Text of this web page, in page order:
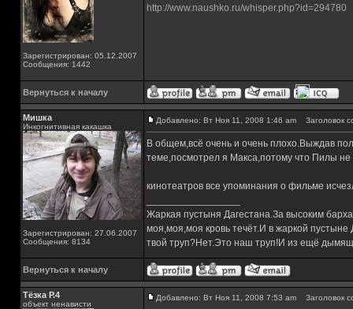
Зарегистрирован: 05.12.2007
Сообщения: 1442
http://www.naushko.ru/whisper.php?id=294780
Вернуться к началу
Мишка
Инкогнитивная какашка
Зарегистрирован: 27.06.2007
Сообщения: 8134
Добавлено: Вт Ноя 11, 2008 1:46 am Заголовок
В общем,всё очень и очень плохо.Выждав
теме,посмотрел я Макса,потому что Пилы
кинотеатров все упоминания о фильме
Жаркая пустыня Дагестана.За высоким
моя,моя,моя кровь течёт.И в жаркой
твой труп?Нет.Это наш труп!И из ещё
Вернуться к началу
Тёзка Р.4
объект ненависти
Добавлено: Вт Ноя 11, 2008 7:53 am Заголовок